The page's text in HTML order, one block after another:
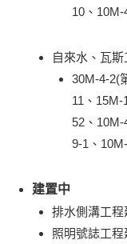
10、10M-
自來水、瓦
30M-4-2(
11、
52、10M-
9-1、
建置中
排水側溝工程
照明號誌工程